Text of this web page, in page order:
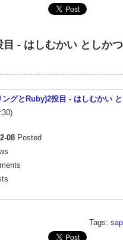
- はしむかい としかつ
ングとRuby)2投目 - はしむかい
08 Posted
Tags: